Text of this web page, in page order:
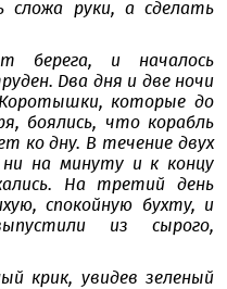
сложа руки, а сделать
берега, и началось
Два дня и две ночи
которые до
боялись, что корабль
ко дну. В течение двух
на минуту и к концу
На третий день
спокойную бухту, и
из сырого,
крик, увидев зеленый